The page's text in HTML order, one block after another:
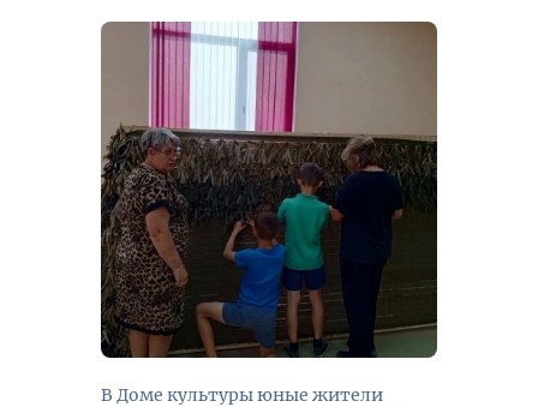
В Доме культуры юные жители